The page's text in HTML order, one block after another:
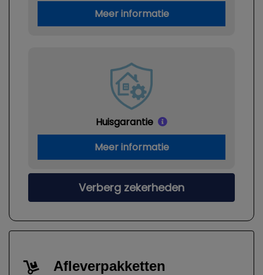
Meer informatie
Huisgarantie
Meer informatie
Verberg zekerheden
Afleverpakketten